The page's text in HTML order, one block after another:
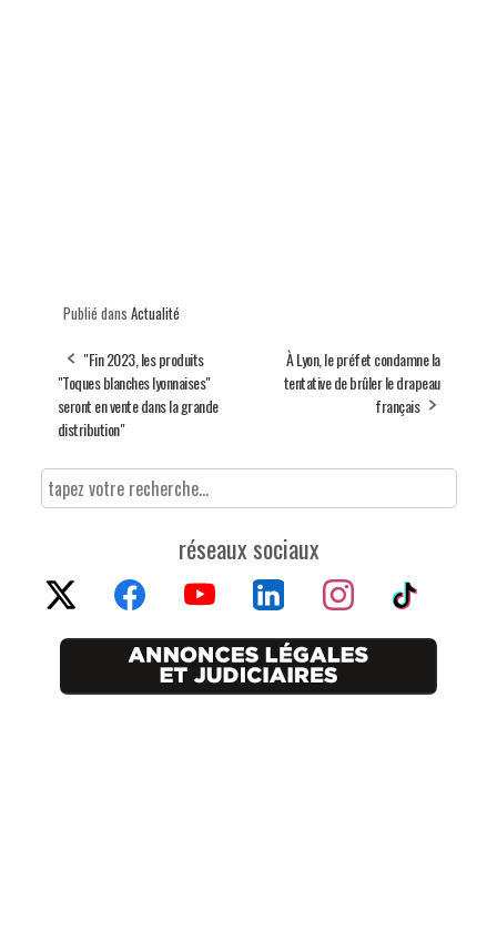
Publié dans Actualité
"Fin 2023, les produits
"Toques blanches lyonnaises"
seront en vente dans la grande
distribution"
À Lyon, le préfet condamne la
tentative de brûler le drapeau
français
réseaux sociaux